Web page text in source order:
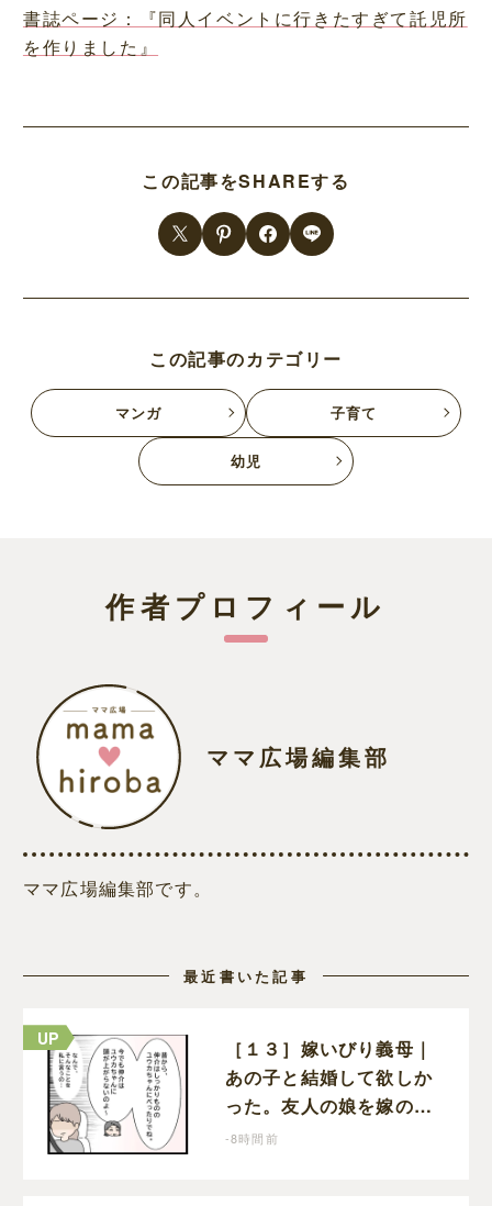
書誌ページ：『同人イベントに行きたすぎて託児所
を作りました』
この記事をSHAREする
この記事のカテゴリー
マンガ 子育て
幼児
作者プロフィール
ママ広場編集部
ママ広場編集部です。
最近書いた記事
［１３］嫁いびり義母｜
あの子と結婚して欲しか
った。友人の娘を嫁の前
で褒めちぎる無神経な義
-8時間前